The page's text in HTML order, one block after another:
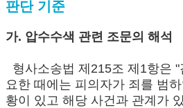
판단 기준
가. 압수수색 관련 조문의 해석
형사소송법 제215조 제1항은
요한 때에는 피의자가 죄를 범
황이 있고 해당 사건과 관계가